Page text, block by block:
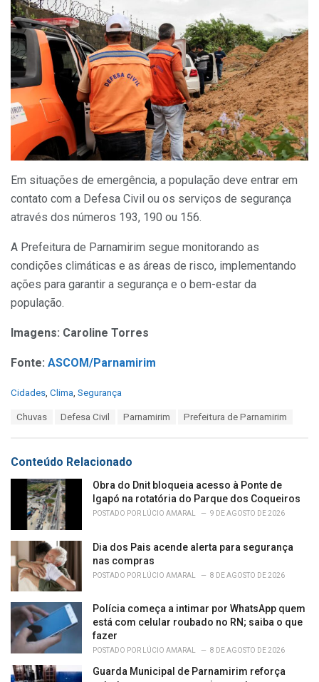
Em situações de emergência, a população deve entrar em
contato com a Defesa Civil ou os serviços de segurança
através dos números 193, 190 ou 156.
A Prefeitura de Parnamirim segue monitorando as
condições climáticas e as áreas de risco, implementando
ações para garantir a segurança e o bem-estar da
população.
Imagens: Caroline Torres
Fonte: ASCOM/Parnamirim
C
o
r
i
Cidades, Clima, Segurança
:
Chuvas Defesa Civil Parnamirim Prefeitura de Parnamirim
Conteúdo Relacionado
Obra do Dnit bloqueia acesso à Ponte de
Igapó na rotatória do Parque dos Coqueiros
POSTADO POR LÚCIO AMARAL 9 DE AGOSTO DE 2026
Dia dos Pais acende alerta para segurança
nas compras
POSTADO POR LÚCIO AMARAL 8 DE AGOSTO DE 2026
Polícia começa a intimar por WhatsApp quem
está com celular roubado no RN; saiba o que
fazer
POSTADO POR LÚCIO AMARAL 8 DE AGOSTO DE 2026
Guarda Municipal de Parnamirim reforça